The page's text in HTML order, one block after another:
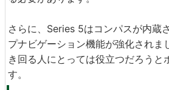
さらに、Series 5はコンパスが内蔵
プナビゲーション機能が強化されま
き回る人にとっては役立つだろうと
す。